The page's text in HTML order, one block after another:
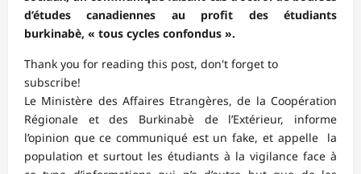
d’études canadiennes au profit des étudiants
burkinabè, « tous cycles confondus ».
Thank you for reading this post, don't forget to
subscribe!
Le Ministère des Affaires Etrangères, de la Coopération
Régionale et des Burkinabè de l’Extérieur, informe
l’opinion que ce communiqué est un fake, et appelle la
population et surtout les étudiants à la vigilance face à